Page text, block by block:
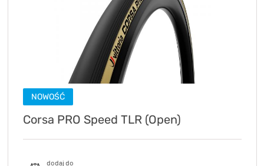
NOWOŚĆ
Corsa PRO Speed TLR (Open)